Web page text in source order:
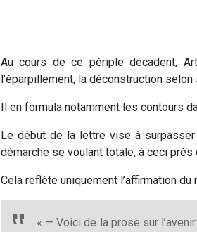
Au cours de ce périple décadent,
l’éparpillement, la déconstruction
Il en formula notamment les contours
Le début de la lettre vise à surpasser
démarche se voulant totale, à ceci près
Cela reflète uniquement l’affirmation
« — Voici de la prose sur